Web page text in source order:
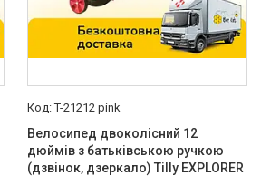
T-21212 pink
Велосипед двоколісний 12
дюймів з батьківською ручкою
(дзвінок, дзеркало) Tilly EXPLORER